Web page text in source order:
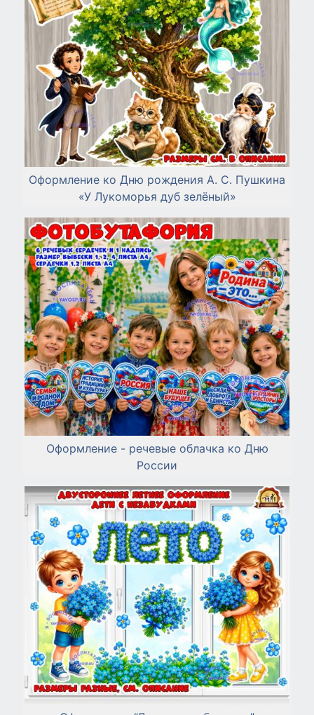
Оформление ко Дню рождения А. С. Пушкина
«У Лукоморья дуб зелёный»
Оформление - речевые облачка ко Дню
России